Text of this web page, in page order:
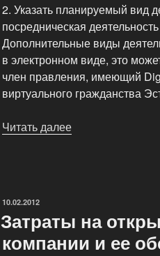
2. Указать планируемый вид
посредническая
Дополнительные виды
в электронном виде, это
член правления, имеющий
виртуального гражданства
Читать далее
Эстонии»
ОПУБЛИКОВАНО
10.02.2012
Затраты на
компании и ее